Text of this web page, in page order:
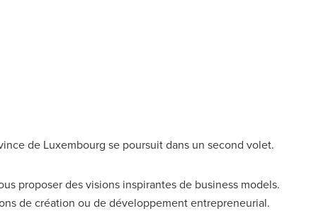
de Luxembourg se poursuit dans un second volet.
proposer des visions inspirantes de business models.
de création ou de développement entrepreneurial.